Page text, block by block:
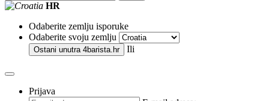
HR
Odaberite zemlju isporuke
Odaberite svoju zemlju
Ostani unutra 4barista.hr Ili
Prijava